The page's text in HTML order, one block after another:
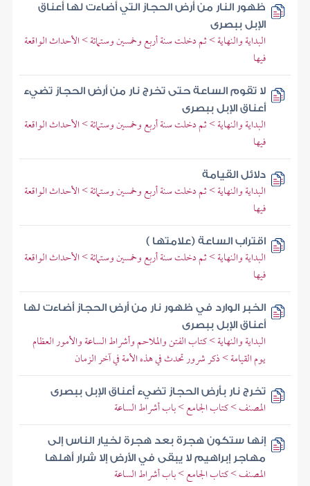
ظهور النار من أرض الحجاز التي أضاءت لها أعناق
الإبل ببصرى
البداية والنهاية > ثم دخلت سنة أربع وخمسين وستمائة > الأحداث الواقعة
فيها
لا تقوم الساعة حتى تخرج نار من أرض الحجاز تضيء
أعناق الإبل ببصرى
البداية والنهاية > ثم دخلت سنة أربع وخمسين وستمائة > الأحداث الواقعة
فيها
دلائل القيامة
البداية والنهاية > ثم دخلت سنة أربع وخمسين وستمائة > الأحداث الواقعة
فيها
اقتراب الساعة (علامتها )
البداية والنهاية > ثم دخلت سنة أربع وخمسين وستمائة > الأحداث الواقعة
فيها
الخبر الوارد في ظهور نار من أرض الحجاز أضاءت لها
أعناق الإبل ببصرى
البداية والنهاية > كتاب الفتن والملاحم وأشراط الساعة والأمور العظام
يوم القيامة > ذكر شرور تحدث في هذه الأمة في آخر الزمان
تخرج نار بأرض الحجاز تضيء أعناق الإبل ببصرى
المصنف > كتاب الجامع > باب أشراط الساعة
إنها ستكون هجرة بعد هجرة لخيار الناس إلى
مهاجر إبراهيم لا يبقى في الأرض إلا شرار أهلها
المصنف > كتاب الجامع > باب أشراط الساعة